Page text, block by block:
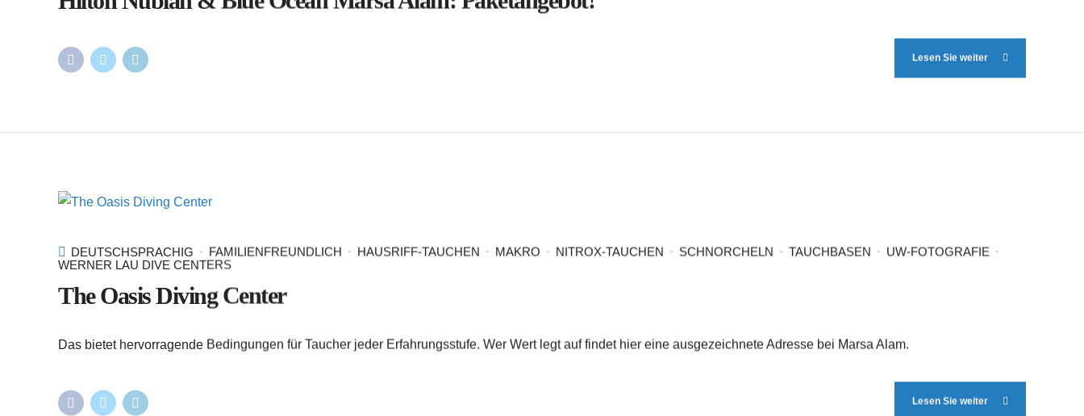
Lesen Sie weiter
DEUTSCHSPRACHIG FAMILIENFREUNDLICH HAUSRIFF-TAUCHEN MAKRO NITROX-TAUCHEN SCHNORCHELN TAUCHBASEN
UW-FOTOGRAFIE
WERNER LAU DIVE CENTERS
The Oasis Diving Center
Das bietet hervorragende Bedingungen für Taucher jeder Erfahrungsstufe. Wer Wert legt auffindet hier eine ausgezeichnete Adresse bei Marsa Alam.
Lesen Sie weiter